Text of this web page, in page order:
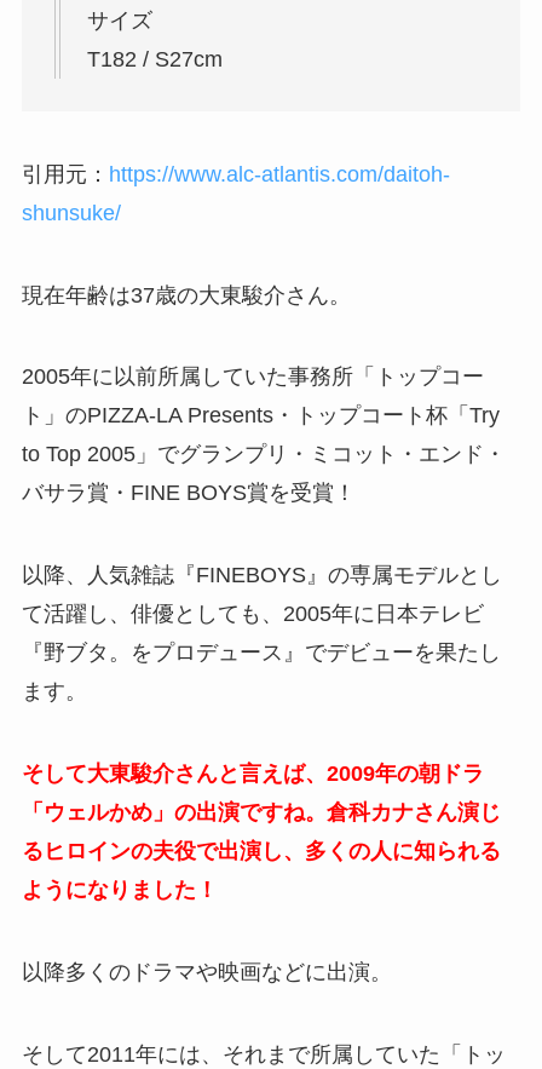
サイズ
T182 / S27cm
引用元： https://www.alc-atlantis.com/daitoh-
shunsuke/
現在年齢は37歳の大東駿介さん。
2005年に以前所属していた事務所「トップコー
ト」のPIZZA-LA Presents・トップコート杯「Try
to Top 2005」でグランプリ・ミコット・エンド・
バサラ賞・FINE BOYS賞を受賞！
以降、人気雑誌『FINEBOYS』の専属モデルとし
て活躍し、俳優としても、2005年に日本テレビ
『野ブタ。をプロデュース』でデビューを果たし
ます。
そして大東駿介さんと言えば、2009年の朝ドラ
「ウェルかめ」の出演ですね。倉科カナさん演じ
るヒロインの夫役で出演し、多くの人に知られる
ようになりました！
以降多くのドラマや映画などに出演。
そして2011年には、それまで所属していた「トッ